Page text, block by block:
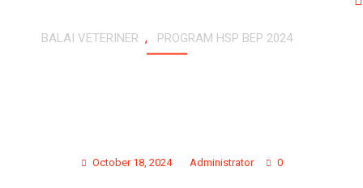
BALAI VETERINER , PROGRAM HSP BEP 2024
October 18, 2024 Administrator 0